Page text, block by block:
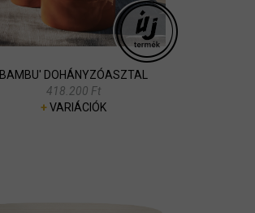
BAMBU' DOHÁNYZÓASZTAL
418.200 Ft
+VARIÁCIÓK